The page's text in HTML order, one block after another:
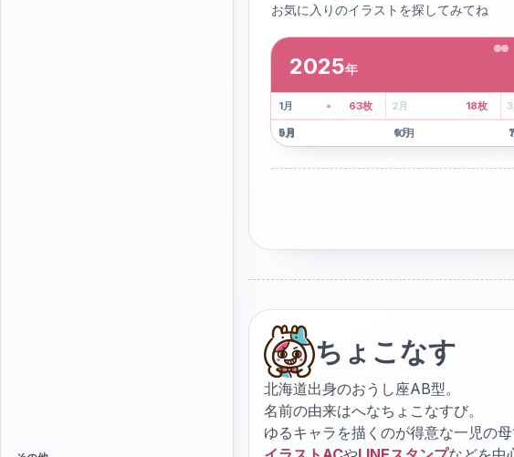
お気に入りのイラストを探してみてね
2025年
1月 2枚 2月 3
5月
41枚
6月
13枚
9月
63枚
10月
18枚
ちょこなす
北海道出身のおうし座AB型。
名前の由来はへなちょこなすび。
ゆるキャラを描くのが得意な一児の母